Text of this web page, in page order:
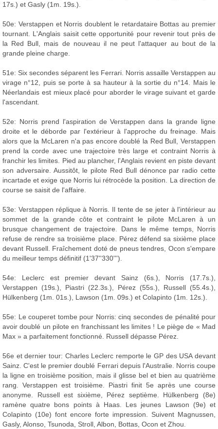
17s.) et Gasly (1m. 19s.).
50e: Verstappen et Norris doublent le retardataire Bottas au premier
tournant. L'Anglais saisit cette opportunité pour revenir tout près de
la Red Bull, mais de nouveau il ne peut l'attaquer au bout de la
grande pleine charge.
51e: Six secondes séparent les Ferrari. Norris assaille Verstappen au
virage n°12, puis se porte à sa hauteur à la sortie du n°14. Mais le
Néerlandais est mieux placé pour aborder le virage suivant et garde
l'ascendant.
52e: Norris prend l'aspiration de Verstappen dans la grande ligne
droite et le déborde par l'extérieur à l'approche du freinage. Mais
alors que la McLaren n'a pas encore doublé la Red Bull, Verstappen
prend la corde avec une trajectoire très large et contraint Norris à
franchir les limites. Pied au plancher, l'Anglais revient en piste devant
son adversaire. Aussitôt, le pilote Red Bull dénonce par radio cette
incartade et exige que Norris lui rétrocède la position. La direction de
course se saisit de l'affaire.
53e: Verstappen réplique à Norris. Il tente de se jeter à l'intérieur au
sommet de la grande côte et contraint le pilote McLaren à un
brusque changement de trajectoire. Dans le même temps, Norris
refuse de rendre sa troisième place. Pérez défend sa sixième place
devant Russell. Fraîchement doté de pneus tendres, Ocon s'empare
du meilleur temps définitif (1'37''330''').
54e: Leclerc est premier devant Sainz (6s.), Norris (17.7s.),
Verstappen (19s.), Piastri (22.3s.), Pérez (55s.), Russell (55.4s.),
Hülkenberg (1m. 01s.), Lawson (1m. 09s.) et Colapinto (1m. 12s.).
55e: Le couperet tombe pour Norris: cinq secondes de pénalité pour
avoir doublé un pilote en franchissant les limites ! Le piège de « Mad
Max » a parfaitement fonctionné. Russell dépasse Pérez.
56e et dernier tour: Charles Leclerc remporte le GP des USA devant
Sainz. C'est le premier doublé Ferrari depuis l'Australie. Norris coupe
la ligne en troisième position, mais il glisse bel et bien au quatrième
rang. Verstappen est troisième. Piastri finit 5e après une course
anonyme. Russell est sixième, Pérez septième. Hülkenberg (8e)
ramène quatre bons points à Haas. Les jeunes Lawson (9e) et
Colapinto (10e) font encore forte impression. Suivent Magnussen,
Gasly, Alonso, Tsunoda, Stroll, Albon, Bottas, Ocon et Zhou.